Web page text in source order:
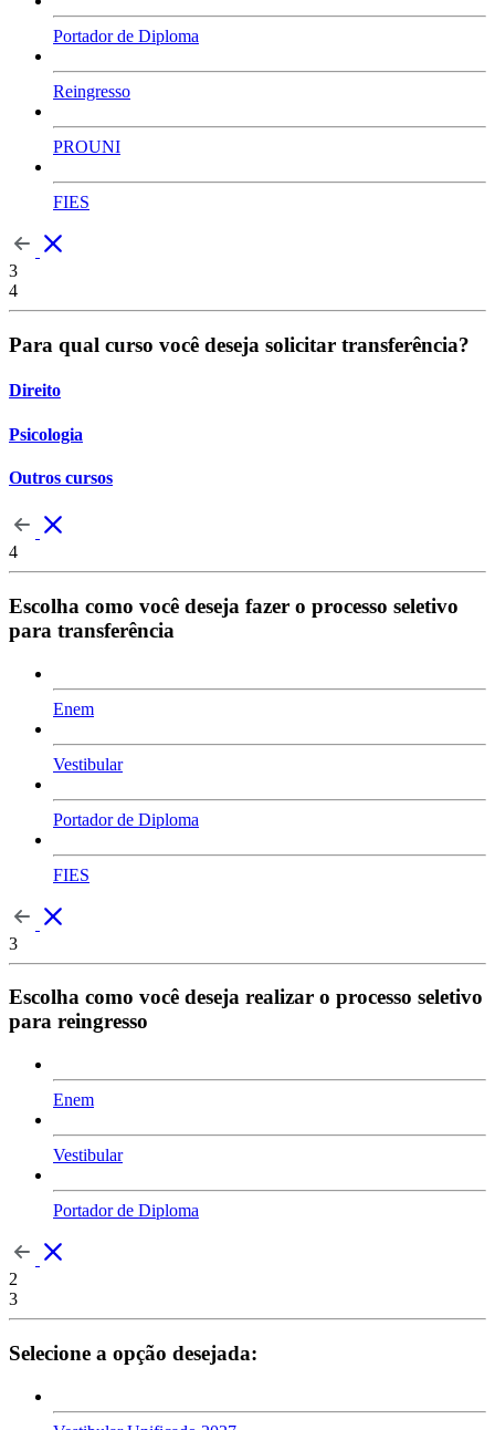
Portador de Diploma
Reingresso
PROUNI
FIES
3
4
Para qual curso você deseja solicitar transferência?
Direito
Psicologia
Outros cursos
4
Escolha como você deseja fazer o processo seletivo
para transferência
Enem
Vestibular
Portador de Diploma
FIES
3
Escolha como você deseja realizar o processo seletivo
para reingresso
Enem
Vestibular
Portador de Diploma
2
3
Selecione a opção desejada: